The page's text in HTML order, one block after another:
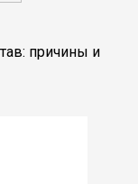
причины и